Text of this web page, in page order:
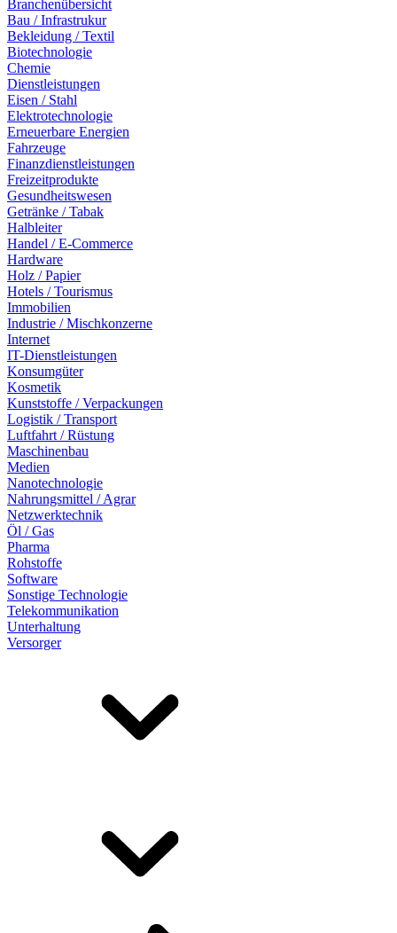
Branchenübersicht
Bau / Infrastrukur
Bekleidung / Textil
Biotechnologie
Chemie
Dienstleistungen
Eisen / Stahl
Elektrotechnologie
Erneuerbare Energien
Fahrzeuge
Finanzdienstleistungen
Freizeitprodukte
Gesundheitswesen
Getränke / Tabak
Halbleiter
Handel / E-Commerce
Hardware
Holz / Papier
Hotels / Tourismus
Immobilien
Industrie / Mischkonzerne
Internet
IT-Dienstleistungen
Konsumgüter
Kosmetik
Kunststoffe / Verpackungen
Logistik / Transport
Luftfahrt / Rüstung
Maschinenbau
Medien
Nanotechnologie
Nahrungsmittel / Agrar
Netzwerktechnik
Öl / Gas
Pharma
Rohstoffe
Software
Sonstige Technologie
Telekommunikation
Unterhaltung
Versorger